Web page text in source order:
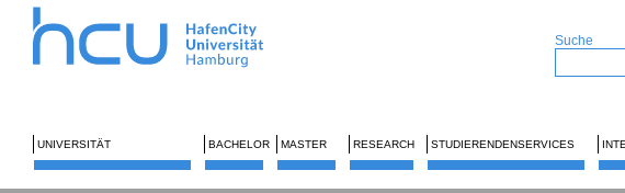
Suche
UNIVERSITÄT BACHELOR MASTER RESEARCH STUDIERENDENSERVICES